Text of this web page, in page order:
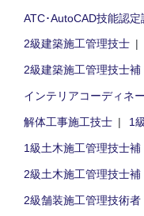
ATC･AutoCAD技能認定
2級建築施工管理技士
2級建築施工管理技士補
インテリアコーディネ
解体工事施工技士
1
1級土木施工管理技士補
2級土木施工管理技士補
2級舗装施工管理技術者